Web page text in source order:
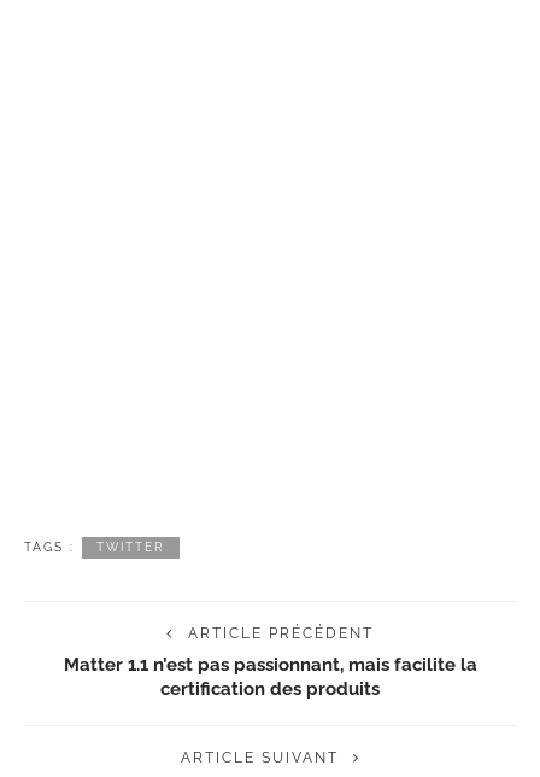
TAGS : TWITTER
ARTICLE PRÉCÉDENT
Matter 1.1 n’est pas passionnant, mais facilite la
certification des produits
ARTICLE SUIVANT